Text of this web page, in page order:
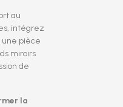
au
intégrez
une pièce
miroirs
de
la